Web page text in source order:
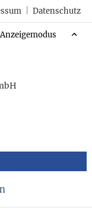
Datenschutz
Anzeigemodus